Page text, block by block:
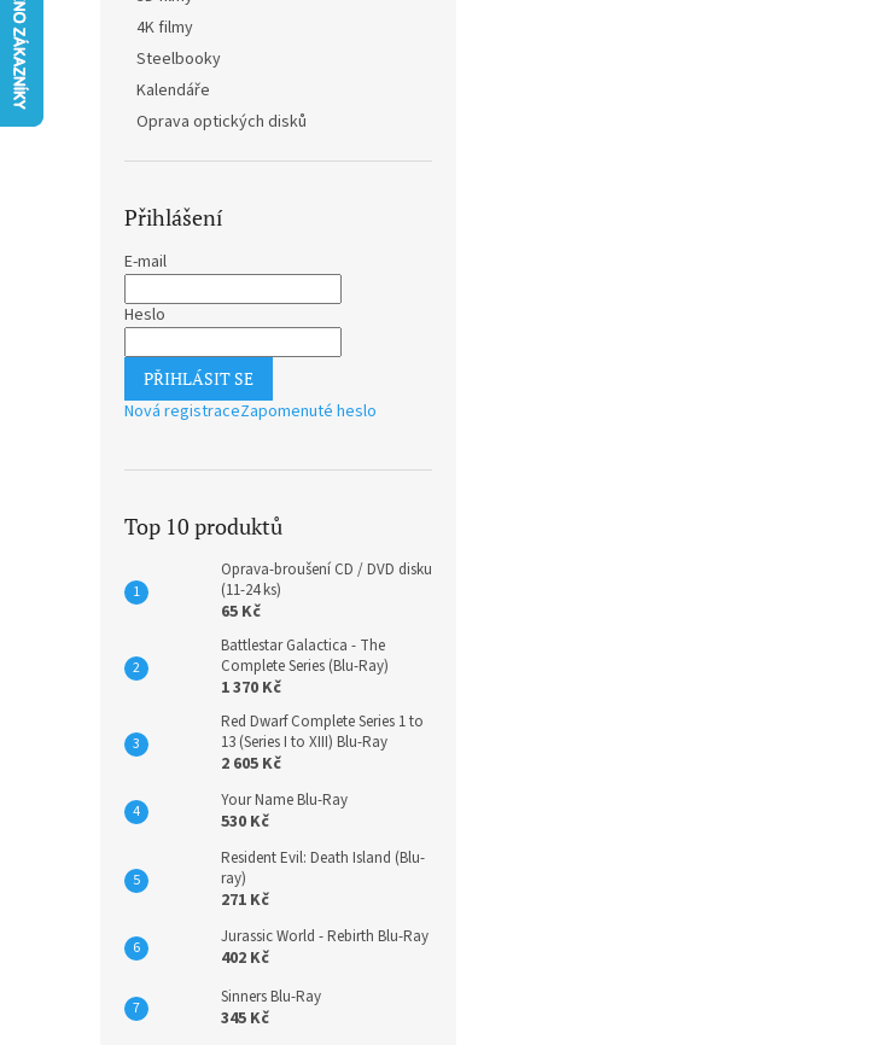
4K filmy
Steelbooky
Kalendáře
Oprava optických disků
Přihlášení
E-mail
Heslo
PŘIHLÁSIT SE
Nová registraceZapomenuté heslo
Top 10 produktů
Oprava-broušení CD / DVD disku
(11-24 ks)
65 Kč
Battlestar Galactica - The
Complete Series (Blu-Ray)
1 370 Kč
Red Dwarf Complete Series 1 to
13 (Series I to XIII) Blu-Ray
2 605 Kč
Your Name Blu-Ray
530 Kč
Resident Evil: Death Island (Blu-
ray)
271 Kč
Jurassic World - Rebirth Blu-Ray
402 Kč
Sinners Blu-Ray
345 Kč